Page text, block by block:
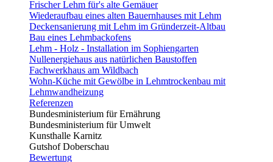
Frischer Lehm für's alte Gemäuer
Wiederaufbau eines alten Bauernhauses mit Lehm
Deckensanierung mit Lehm im Gründerzeit-Altbau
Bau eines Lehmbackofens
Lehm - Holz - Installation im Sophiengarten
Nullenergiehaus aus natürlichen Baustoffen
Fachwerkhaus am Wildbach
Wohn-Küche mit Gewölbe in Lehmtrockenbau mit
Lehmwandheizung
Referenzen
Bundesministerium für Ernährung
Bundesministerium für Umwelt
Kunsthalle Karnitz
Gutshof Doberschau
Bewertung